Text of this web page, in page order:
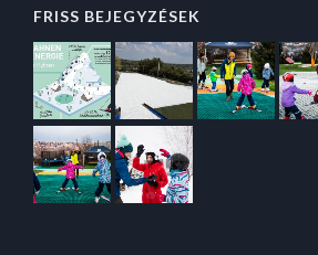
FRISS BEJEGYZÉSEK